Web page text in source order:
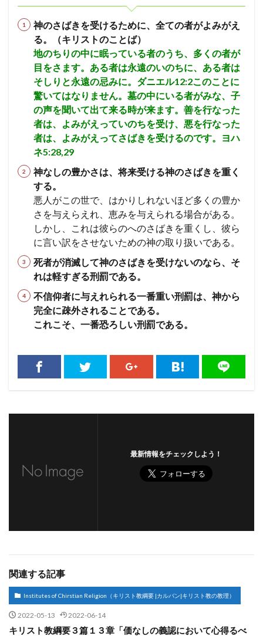
神のさばきを受けるために、全ての者がよみがえ
る。（キリストのことば）
地のちりの中に眠っている者のうち、多くの者が
目をさます。ある者は永遠のいのちに、ある者は
そしりと永遠の忌みに。ダニエル12:2このことに
驚いてはなりません。墓の中にいる者がみな、子
の声を聞いて出て来る時が来ます。善を行なった
者は、よみがえっていのちを受け、悪を行なった
者は、よみがえってさばきを受けるのです。
ヨハ
ネ5:28,29
神なしの豊かさは、将来受ける神のさばきを重く
する。
悪人がこの世で、はかりしれないほど多くの豊か
さを与えらえれ、恵みを与えられる場合がある。
しかし、これは彼らのへのさばきを重くし、彼ら
に言い訳をさせないための神の取り扱いである。
死者が消滅して神のさばきを受けないのなら、そ
れは軽すぎる刑罰である。
不信仰者に与えれられる一番重い刑罰は、神から
完全に疎外されることである。
これこそ、一番恐ろしい刑罰である。
最新情報をチェックしよう！
関連する記事
Institutes of Chirstian Religion（キリスト教綱要 |カルバン|キリスト教の教理）
2022-05-13 2022-06-14
キリスト教綱要３篇１３章「価なしの義認において心得るべ